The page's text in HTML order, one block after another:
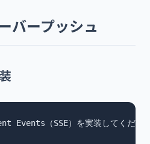
バープッシュ
Events（SSE）を実装してくださ